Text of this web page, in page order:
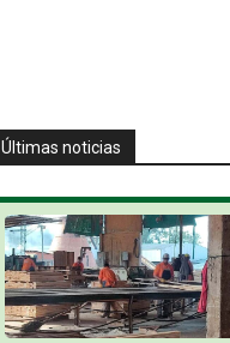
Últimas noticias